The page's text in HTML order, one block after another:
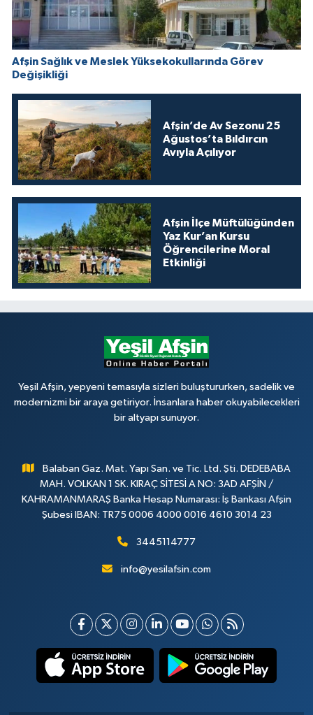
Afşin Sağlık ve Meslek Yüksekokullarında Görev
Değişikliği
Afşin’de Av Sezonu 25
Ağustos’ta Bıldırcın
Avıyla Açılıyor
Afşin İlçe Müftülüğünden
Yaz Kur’an Kursu
Öğrencilerine Moral
Etkinliği
Yeşil Afşin, yepyeni temasıyla sizleri buluştururken, sadelik ve
modernizmi bir araya getiriyor. İnsanlara haber okuyabilecekleri
bir altyapı sunuyor.
Balaban Gaz. Mat. Yapı San. ve Tic. Ltd. Şti. DEDEBABA
MAH. VOLKAN 1 SK. KIRAÇ SİTESİ A NO: 3AD AFŞİN /
KAHRAMANMARAŞ Banka Hesap Numarası: İş Bankası Afşin
Şubesi IBAN: TR75 0006 4000 0016 4610 3014 23
3445114777
info@yesilafsin.com